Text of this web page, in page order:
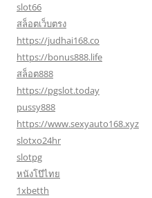
slot66
สล็อตเว็บตรง
https://judhai168.co
https://bonus888.life
สล็อต888
https://pgslot.today
pussy888
https://www.sexyauto168.xyz
slotxo24hr
slotpg
หนังโป๊ไทย
1xbetth